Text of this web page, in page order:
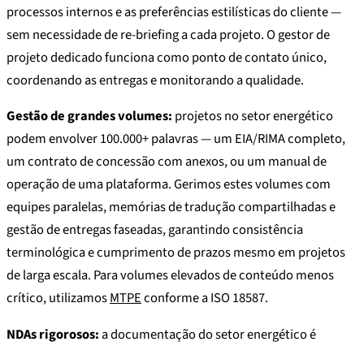
processos internos e as preferências estilísticas do cliente —
sem necessidade de re-briefing a cada projeto. O gestor de
projeto dedicado funciona como ponto de contato único,
coordenando as entregas e monitorando a qualidade.
Gestão de grandes volumes: projetos no setor energético
podem envolver 100.000+ palavras — um EIA/RIMA completo,
um contrato de concessão com anexos, ou um manual de
operação de uma plataforma. Gerimos estes volumes com
equipes paralelas, memórias de tradução compartilhadas e
gestão de entregas faseadas, garantindo consistência
terminológica e cumprimento de prazos mesmo em projetos
de larga escala. Para volumes elevados de conteúdo menos
crítico, utilizamosMTPEconforme a ISO 18587.
NDAs rigorosos:a documentação do setor energético é